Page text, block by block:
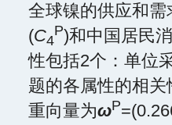
全球镍的供应和需
(C4
P)和中国居民
性包括2个：单位
题的各属性的相
重向量为ωP